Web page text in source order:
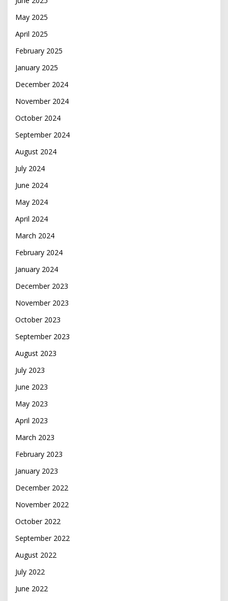
May 2025
April 2025
February 2025
January 2025
December 2024
November 2024
October 2024
September 2024
August 2024
July 2024
June 2024
May 2024
April 2024
March 2024
February 2024
January 2024
December 2023
November 2023
October 2023
September 2023
August 2023
July 2023
June 2023
May 2023
April 2023
March 2023
February 2023
January 2023
December 2022
November 2022
October 2022
September 2022
August 2022
July 2022
June 2022